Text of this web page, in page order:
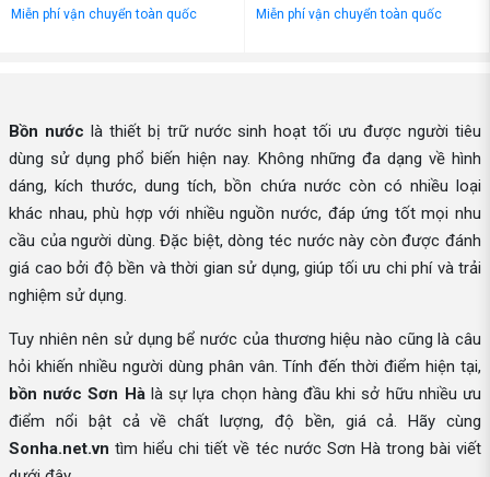
Miễn phí vận chuyển toàn quốc Miễn phí vận chuyển toàn quốc
Bồn nước là thiết bị trữ nước sinh hoạt tối ưu được người tiêu
dùng sử dụng phổ biến hiện nay. Không những đa dạng về hình
dáng, kích thước, dung tích, bồn chứa nước còn có nhiều loại
khác nhau, phù hợp với nhiều nguồn nước, đáp ứng tốt mọi nhu
cầu của người dùng. Đặc biệt, dòng téc nước này còn được đánh
giá cao bởi độ bền và thời gian sử dụng, giúp tối ưu chi phí và trải
nghiệm sử dụng.
Tuy nhiên nên sử dụng bể nước của thương hiệu nào cũng là câu
hỏi khiến nhiều người dùng phân vân. Tính đến thời điểm hiện tại,
bồn nước Sơn Hàlà sự lựa chọn hàng đầu khi sở hữu nhiều ưu
điểm nổi bật cả về chất lượng, độ bền, giá cả. Hãy cùng
Sonha.net.vn tìm hiểu chi tiết về téc nước Sơn Hà trong bài viết